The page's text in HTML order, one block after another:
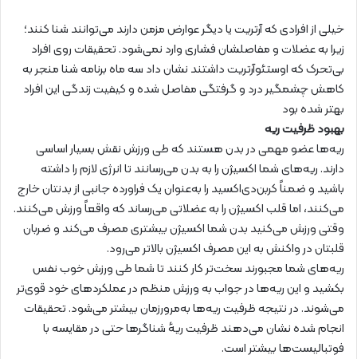
خیلی از افرادی که آرتریت یا دیگر عوارض مزمن دارند می‌توانند شنا کنند؛
زیرا به عضلات و مفاصلشان فشاری وارد نمی‌شود. تحقیقات روی افراد
بی‌تحرک که اوستئوآرتریت داشتند نشان داد سه ماه برنامه شنا منجر به
کاهش چشمگیر درد و گرفتگی مفاصل شده و کیفیت زندگی این افراد
بهتر شده بود
بهبود ظرفیت ریه
ریه‌ها عضو مهمی در بدن هستند که طی ورزش نقش بسیار اساسی
دارند. ریه‌های شما اکسیژن را به بدن می‌رسانند تا انرژی لازم را داشته
باشید و ضمناً کربن‌دی‌اکسید را به‌عنوان یک فراورده جانبی از بدنتان خارج
می‌کنند، اما قلب اکسیژن را به عضلاتی می‌رساند که واقعاً ورزش می‌کنند.
وقتی ورزش می‌کنید بدن شما اکسیژن بیشتری مصرف می‌کند و ضربان
قلبتان در واکنش به این مصرف اکسیژن بالاتر می‌رود.
ریه‌های شما مجبورند سخت‌تر کار کنند تا شما طی ورزش خوب نفس
بکشید و این ریه‌ها در جواب به ورزش منظم در عملکردهای خود قوی‌تر
می‌شوند. در نتیجه ظرفیت ریه‌ها به‌مرورزمان بیشتر می‌شود. تحقیقات
انجام شده نشان می‌دهند ظرفیت ریهٔ شناگرها حتی در مقایسه با
فوتبالیست‌ها بیشتر است.